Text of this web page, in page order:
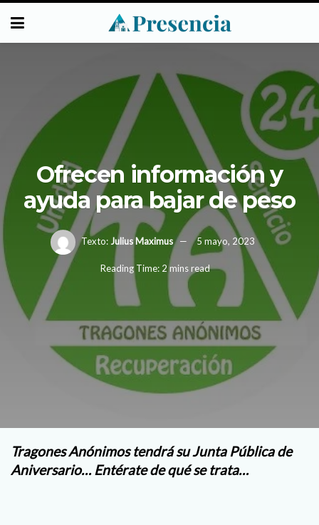
Ofrecen información y
ayuda para bajar de peso
Texto: Julius Maximus 5 mayo, 2023
Reading Time: 2 mins read
Tragones Anónimos tendrá su Junta Pública de
Aniversario… Entérate de qué se trata…